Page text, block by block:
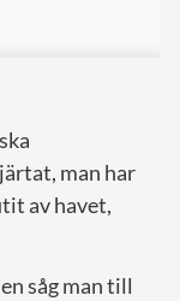
man har
av havet,
såg man till